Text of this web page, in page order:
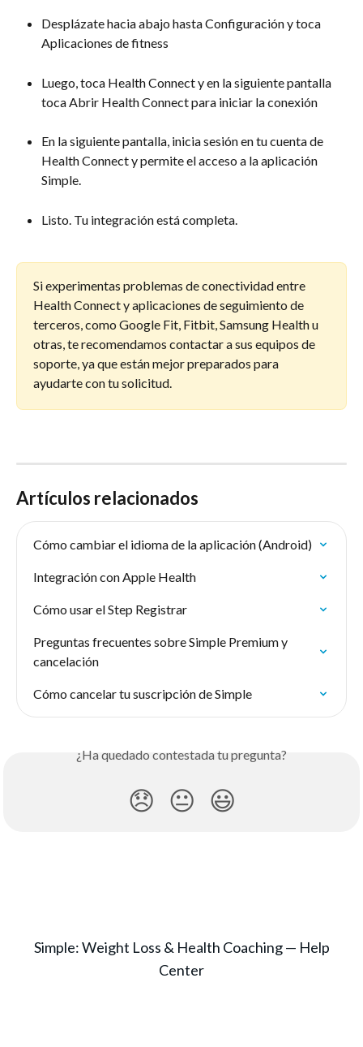
Desplázate hacia abajo hasta Configuración y toca
Aplicaciones de fitness
Luego, toca Health Connect y en la siguiente pantalla
toca Abrir Health Connect para iniciar la conexión
En la siguiente pantalla, inicia sesión en tu cuenta de
Health Connect y permite el acceso a la aplicación
Simple.
Listo. Tu integración está completa.
Si experimentas problemas de conectividad entre
Health Connect y aplicaciones de seguimiento de
terceros, como Google Fit, Fitbit, Samsung Health u
otras, te recomendamos contactar a sus equipos de
soporte, ya que están mejor preparados para
ayudarte con tu solicitud.
Artículos relacionados
Cómo cambiar el idioma de la aplicación (Android)
Integración con Apple Health
Cómo usar el Step Registrar
Preguntas frecuentes sobre Simple Premium y
cancelación
Cómo cancelar tu suscripción de Simple
¿Ha quedado contestada tu pregunta?
😞 😐 😃
Simple: Weight Loss & Health Coaching — Help
Center